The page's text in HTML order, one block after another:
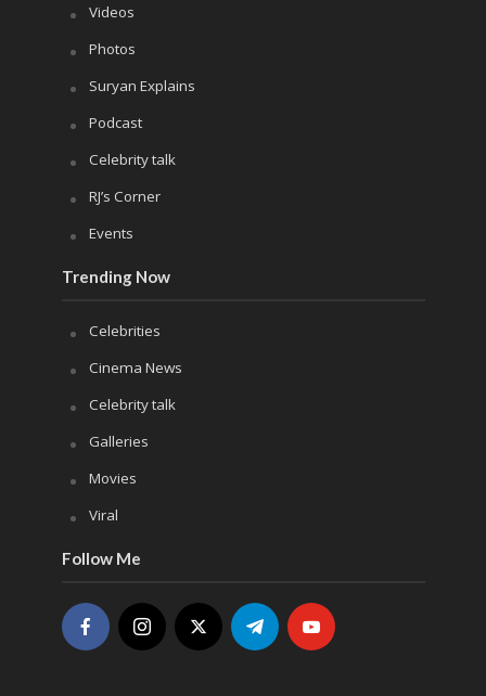
Videos
Photos
Suryan Explains
Podcast
Celebrity talk
RJ’s Corner
Events
Trending Now
Celebrities
Cinema News
Celebrity talk
Galleries
Movies
Viral
Follow Me